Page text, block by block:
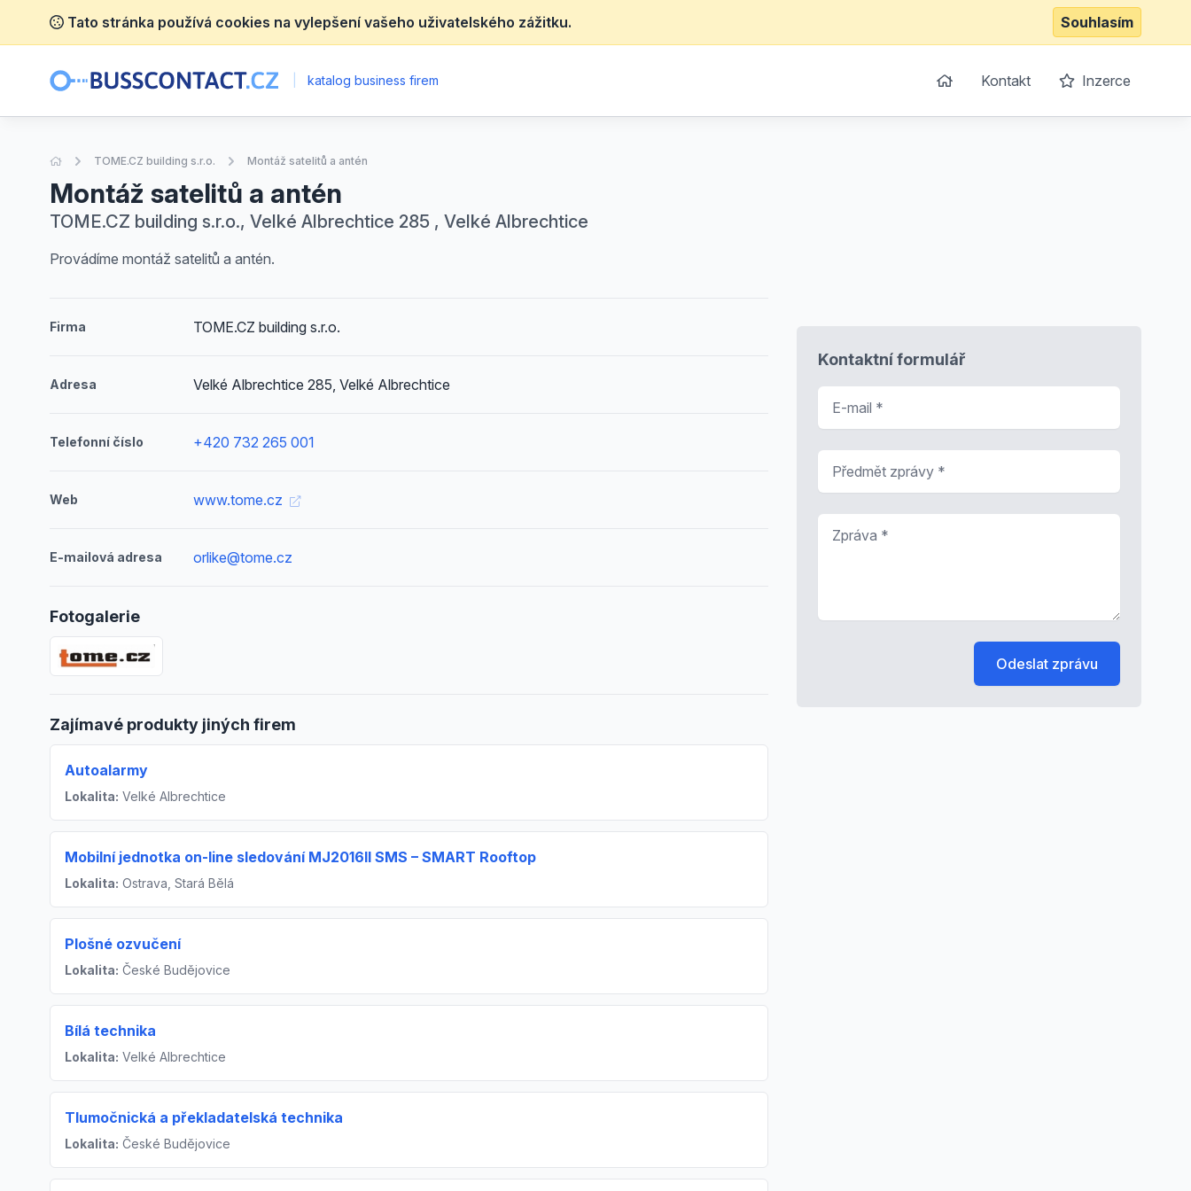
Tato stránka používá cookies na vylepšení vašeho uživatelského zážitku. Souhlasím
katalog business firem Kontakt Inzerce
Úvodní stránka
TOME.CZ building s.r.o. Montáž satelitů a antén
Montáž satelitů a antén
TOME.CZ building s.r.o., Velké Albrechtice 285 , Velké Albrechtice
Provádíme montáž satelitů a antén.
Firma TOME.CZ building s.r.o.
Adresa Velké Albrechtice 285, Velké Albrechtice
Telefonní číslo +420 732 265 001
Web www.tome.cz
E-mailová adresa orlike@tome.cz
Fotogalerie
Zajímavé produkty jiných firem
Autoalarmy
Lokalita: Velké Albrechtice
Mobilní jednotka on-line sledování MJ2016II SMS – SMART Rooftop
Lokalita: Ostrava, Stará Bělá
Plošné ozvučení
Lokalita: České Budějovice
Bílá technika
Lokalita: Velké Albrechtice
Tlumočnická a překladatelská technika
Lokalita: České Budějovice
Kontaktní formulář
Odeslat zprávu